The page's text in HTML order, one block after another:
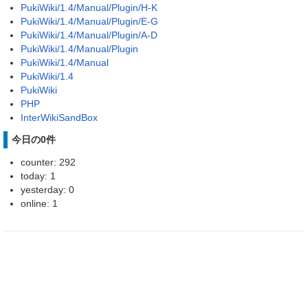
PukiWiki/1.4/Manual/Plugin/H-K
PukiWiki/1.4/Manual/Plugin/E-G
PukiWiki/1.4/Manual/Plugin/A-D
PukiWiki/1.4/Manual/Plugin
PukiWiki/1.4/Manual
PukiWiki/1.4
PukiWiki
PHP
InterWikiSandBox
今日の0件
counter: 292
today: 1
yesterday: 0
online: 1